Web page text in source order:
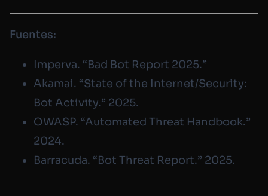
Fuentes:
Imperva. “Bad Bot Report 2025.”
Akamai. “State of the Internet/Security:
Bot Activity.” 2025.
OWASP. “Automated Threat Handbook.”
2024.
Barracuda. “Bot Threat Report.” 2025.